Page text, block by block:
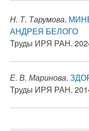
Н. Т. Тарумова.
АНДРЕЯ БЕЛОГО
Труды ИРЯ РАН.
Е. В. Маринова.
Труды ИРЯ РАН.